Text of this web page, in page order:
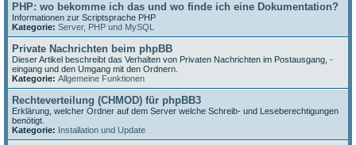
PHP: wo bekomme ich das und wo finde ich eine Dokumentation?
Informationen zur Scriptsprache PHP
Kategorie: Server, PHP und MySQL
Private Nachrichten beim phpBB
Dieser Artikel beschreibt das Verhalten von Privaten Nachrichten im Postausgang, -
eingang und den Umgang mit den Ordnern.
Kategorie: Allgemeine Funktionen
Rechteverteilung (CHMOD) für phpBB3
Erklärung, welcher Ordner auf dem Server welche Schreib- und Leseberechtigungen
benötigt.
Kategorie: Installation und Update